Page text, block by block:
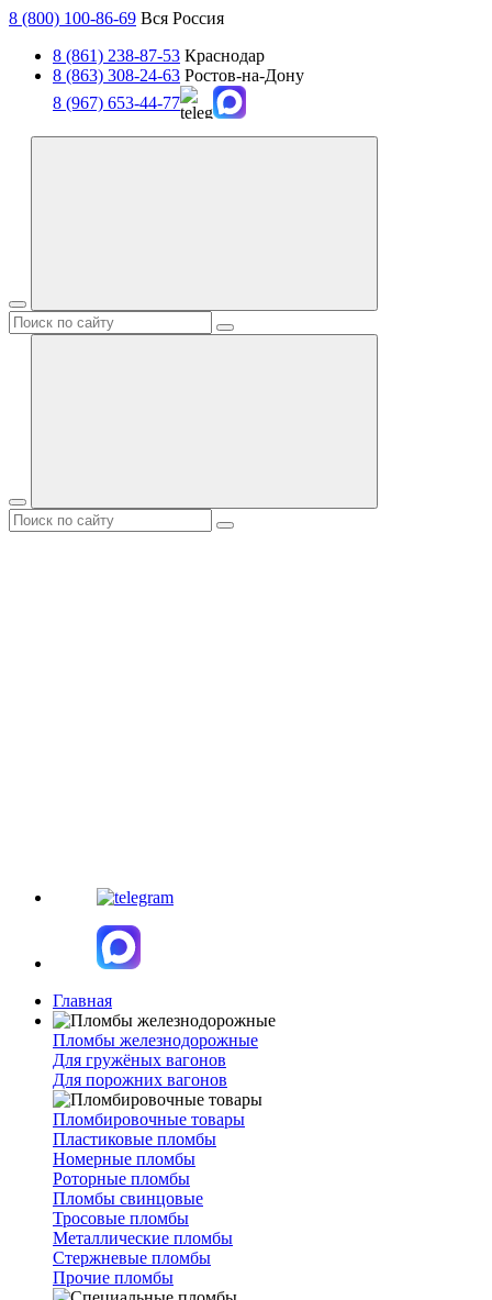
8 (800) 100-86-69 Вся Россия
8 (861) 238-87-53 Краснодар
8 (863) 308-24-63 Ростов-на-Дону
8 (967) 653-44-77
Главная
Пломбы железнодорожные
Для гружёных вагонов
Для порожних вагонов
Пломбировочные товары
Пластиковые пломбы
Номерные пломбы
Роторные пломбы
Пломбы свинцовые
Тросовые пломбы
Металлические пломбы
Стержневые пломбы
Прочие пломбы